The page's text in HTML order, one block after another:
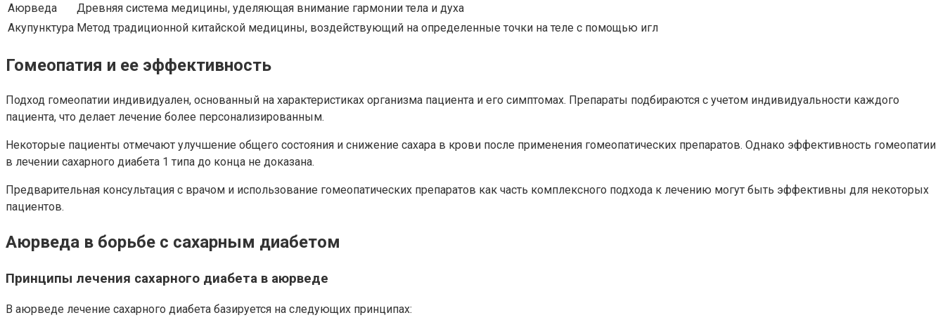
Аюрведа
Древняя система медицины, уделяющая внимание гармонии тела и духа
Акупунктура Метод традиционной китайской медицины, воздействующий на определенные точки на теле с помощью игл
Гомеопатия и ее эффективность
Подход гомеопатии индивидуален, основанный на характеристиках организма пациента и его симптомах. Препараты подбираются с учетом индивидуальности каждого
пациента, что делает лечение более персонализированным.
Некоторые пациенты отмечают улучшение общего состояния и снижение сахара в крови после применения гомеопатических препаратов. Однако эффективность гомеопатии
в лечении сахарного диабета 1 типа до конца не доказана.
Предварительная консультация с врачом и использование гомеопатических препаратов как часть комплексного подхода к лечению могут быть эффективны для некоторых
пациентов.
Аюрведа в борьбе с сахарным диабетом
Принципы лечения сахарного диабета в аюрведе
В аюрведе лечение сахарного диабета базируется на следующих принципах: